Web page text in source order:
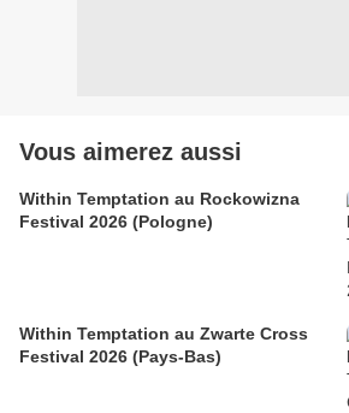
Vous aimerez aussi
Within Temptation au Rockowizna
Festival 2026 (Pologne)
Within Temptation au Zwarte Cross
Festival 2026 (Pays-Bas)